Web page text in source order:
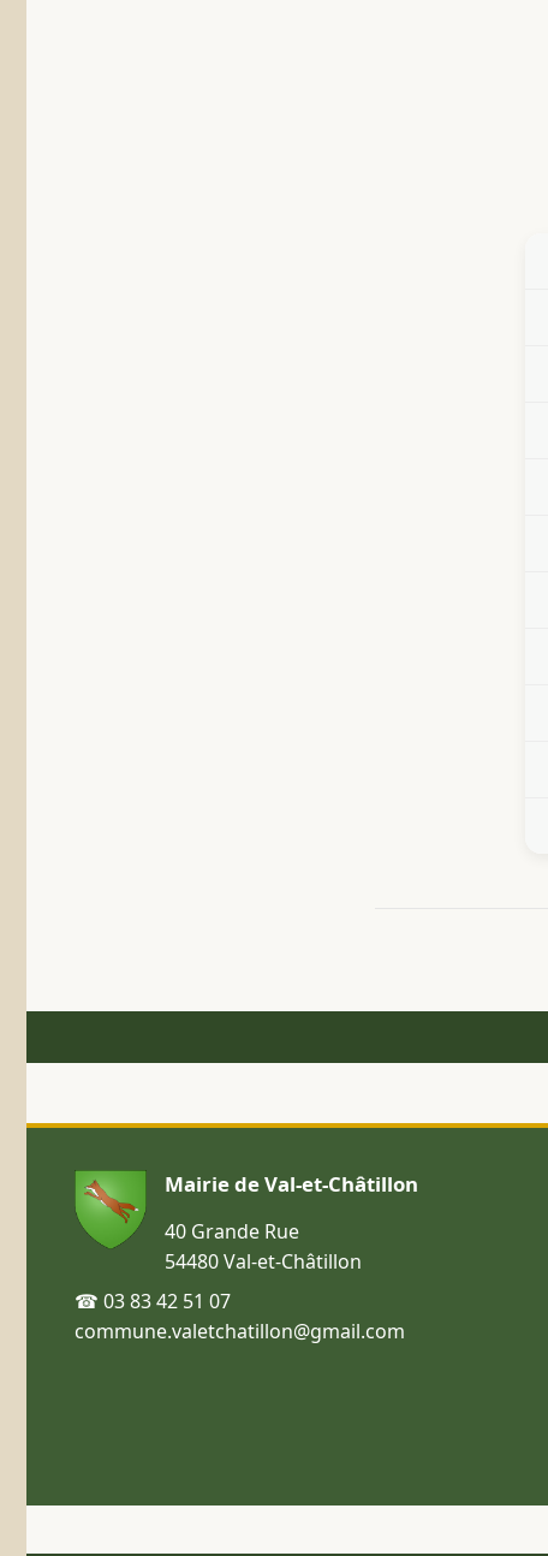
Mairie de Val-et-Châtillon
40 Grande Rue
54480 Val-et-Châtillon
☎ 03 83 42 51 07
commune.valetchatillon@gmail.com